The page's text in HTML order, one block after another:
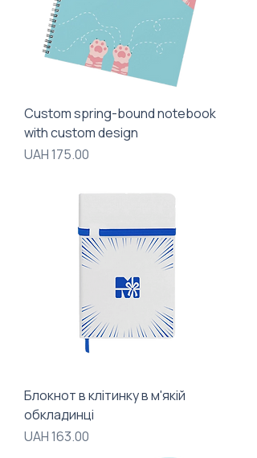
Custom spring-bound notebook
with custom design
Price
UAH 175.00
Блокнот в клітинку в м'якій
обкладинці
Price
UAH 163.00